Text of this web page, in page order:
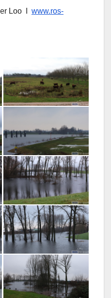
Loo I www.ros-